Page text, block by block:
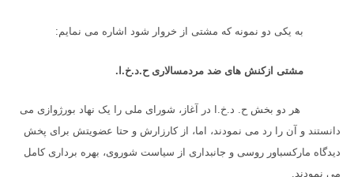
به یکی دو نمونه که مشتی از خروار شود اشاره می نمایم:
مشتی ازکنش های ضد مردمسالاری ح.د.خ.ا.
هر دو بخش ح. د.خ.ا در آغاز، شورای ملی را یک نهاد بورژوازی می
دانستند و آن را رد می نمودند، اما، از کارزارش و حتا عضویتش برای پخش
دیدگاه مارکسباور روسی و جانبداری از سیاست شوروی، بهره برداری کامل
می نمودند.